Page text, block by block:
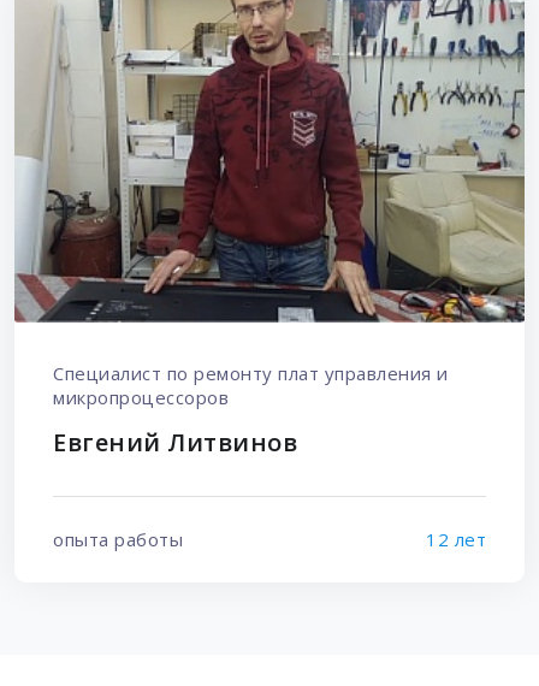
Специалист по ремонту плат управления и
микропроцессоров
Евгений Литвинов
опыта работы 12 лет